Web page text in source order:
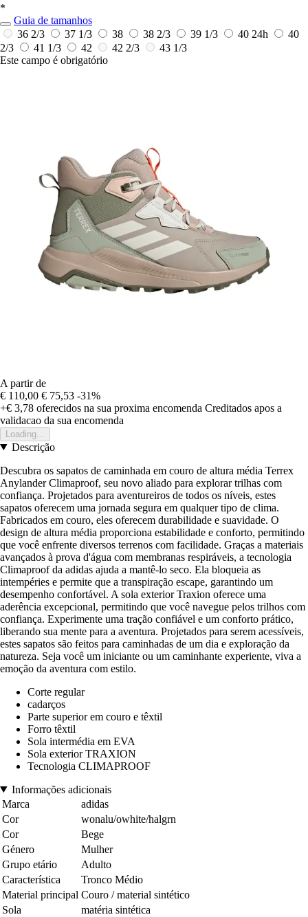
*
Guia de tamanhos
36 2/3
37 1/3 38 38 2/3 39 1/3 40 24h
40
2/3
41 1/3 42 42 2/3
43 1/3
Este campo é obrigatório
A partir de
€ 110,00 € 75,53 -31%
+€ 3,78 oferecidos na sua proxima encomenda Creditados apos a
validacao da sua encomenda
Loading...
Descrição
Descubra os sapatos de caminhada em couro de altura média Terrex
Anylander Climaproof, seu novo aliado para explorar trilhas com
confiança. Projetados para aventureiros de todos os níveis, estes
sapatos oferecem uma jornada segura em qualquer tipo de clima.
Fabricados em couro, eles oferecem durabilidade e suavidade. O
design de altura média proporciona estabilidade e conforto, permitindo
que você enfrente diversos terrenos com facilidade. Graças a materiais
avançados à prova d'água com membranas respiráveis, a tecnologia
Climaproof da adidas ajuda a mantê-lo seco. Ela bloqueia as
intempéries e permite que a transpiração escape, garantindo um
desempenho confortável. A sola exterior Traxion oferece uma
aderência excepcional, permitindo que você navegue pelos trilhos com
confiança. Experimente uma tração confiável e um conforto prático,
liberando sua mente para a aventura. Projetados para serem acessíveis,
estes sapatos são feitos para caminhadas de um dia e exploração da
natureza. Seja você um iniciante ou um caminhante experiente, viva a
emoção da aventura com estilo.
Corte regular
cadarços
Parte superior em couro e têxtil
Forro têxtil
Sola intermédia em EVA
Sola exterior TRAXION
Tecnologia CLIMAPROOF
Informações adicionais
Marca
adidas
Cor
wonalu/owhite/halgrn
Cor
Bege
Género
Mulher
Grupo etário
Adulto
Característica
Tronco Médio
Material principal Couro / material sintético
Sola
matéria sintética